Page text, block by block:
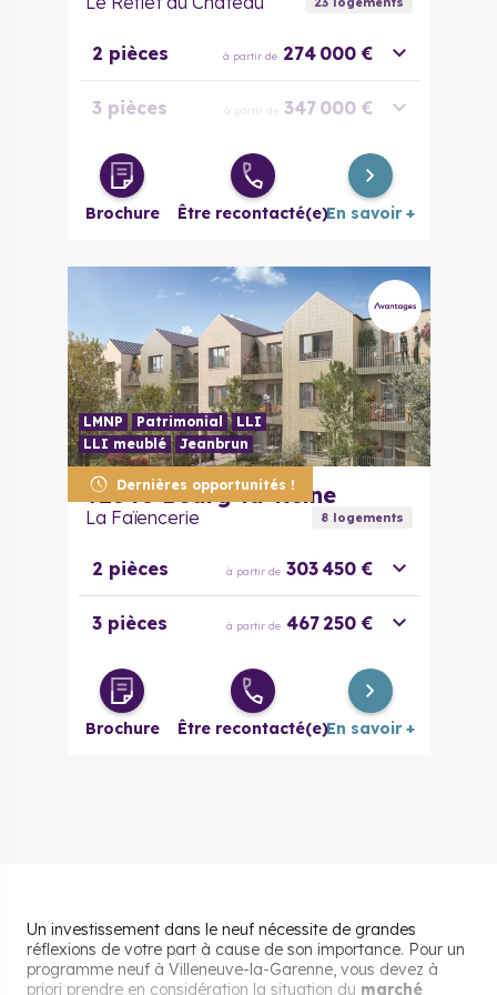
2 pièces à partir de 274 000 €
3 pièces à partir de 347 000 €
4 pièces à partir de 404 000 €
Brochure Être recontacté(e)En savoir +
Dernières opportunités !
LMNP Patrimonial
LLI
LLI meublé
Jeanbrun
92340 Bourg-la-Reine
La Faïencerie 8logements
2 pièces à partir de 303 450 €
3 pièces à partir de 467 250 €
Brochure Être recontacté(e)En savoir +
Un investissement dans le neuf nécessite de grandes
réflexions de votre part à cause de son importance. Pour un
programme neuf à Villeneuve-la-Garenne, vous devez à
priori prendre en considération la situation du marché